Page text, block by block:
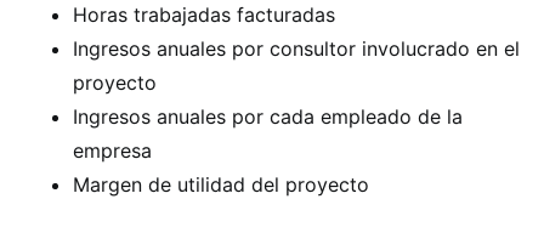
Horas trabajadas facturadas
Ingresos anuales por consultor involucrado en el
proyecto
Ingresos anuales por cada empleado de la
empresa
Margen de utilidad del proyecto